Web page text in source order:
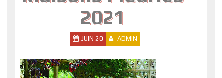
2021
JUIN 20 ADMIN